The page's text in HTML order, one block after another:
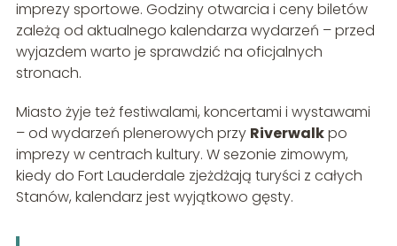
imprezy sportowe. Godziny otwarcia i ceny biletów
zależą od aktualnego kalendarza wydarzeń – przed
wyjazdem warto je sprawdzić na oficjalnych
stronach.
Miasto żyje też festiwalami, koncertami i wystawami
– od wydarzeń plenerowych przy Riverwalkpo
imprezy w centrach kultury. W sezonie zimowym,
kiedy do Fort Lauderdale zjeżdżają turyści z całych
Stanów, kalendarz jest wyjątkowo gęsty.